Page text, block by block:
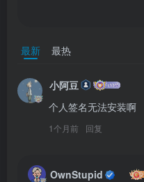
最新 最热
小阿豆
个人签名无法安装啊
1个月前 回复
OwnStupid